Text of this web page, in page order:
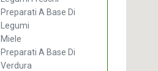
Preparati A Base Di
Legumi
Miele
Preparati A Base Di
Verdura